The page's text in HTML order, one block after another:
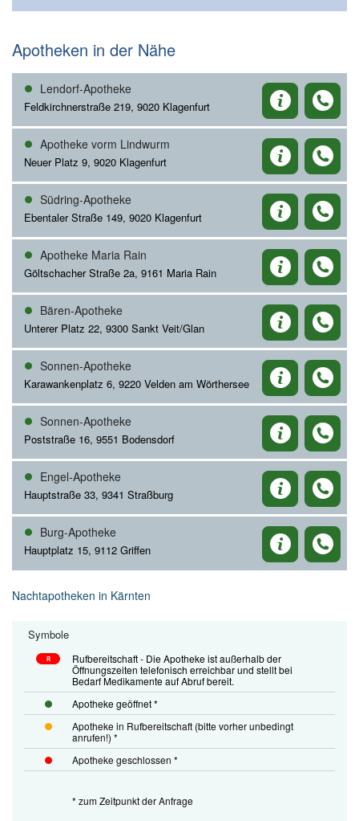
Apotheken in der Nähe
Lendorf-Apotheke
Feldkirchnerstraße 219, 9020 Klagenfurt
Apotheke vorm Lindwurm
Neuer Platz 9, 9020 Klagenfurt
Südring-Apotheke
Ebentaler Straße 149, 9020 Klagenfurt
Apotheke Maria Rain
Göltschacher Straße 2a, 9161 Maria Rain
Bären-Apotheke
Unterer Platz 22, 9300 Sankt Veit/Glan
Sonnen-Apotheke
Karawankenplatz 6, 9220 Velden am Wörthersee
Sonnen-Apotheke
Poststraße 16, 9551 Bodensdorf
Engel-Apotheke
Hauptstraße 33, 9341 Straßburg
Burg-Apotheke
Hauptplatz 15, 9112 Griffen
Nachtapotheken in Kärnten
Symbole
R
Rufbereitschaft - Die Apotheke ist außerhalb der
Öffnungszeiten telefonisch erreichbar und stellt bei
Bedarf Medikamente auf Abruf bereit.
Apotheke geöffnet *
Apotheke in Rufbereitschaft (bitte vorher unbedingt
anrufen!) *
Apotheke geschlossen *
* zum Zeitpunkt der Anfrage